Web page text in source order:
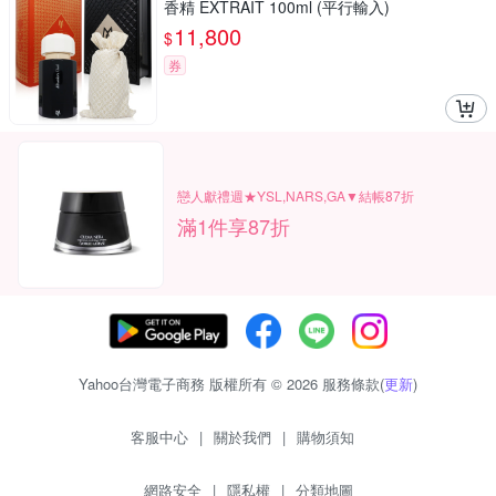
香精 EXTRAIT 100ml (平行輸入)
$11,800
券
戀人獻禮週★YSL,NARS,GA▼結帳87折
滿1件享87折
Yahoo台灣電子商務 版權所有 © 2026 服務條款(更新)
客服中心 | 關於我們 | 購物須知
網路安全 | 隱私權 | 分類地圖